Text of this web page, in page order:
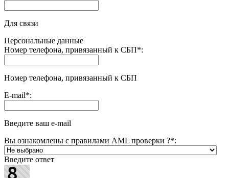
Для связи
Персональные данные
Номер телефона, привязанный к СБП*:
Номер телефона, привязанный к СБП
E-mail*:
Введите ваш e-mail
Вы ознакомлены с правилами AML проверки ?*:
Введите ответ